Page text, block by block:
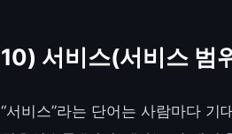
10) 서비스(서비스 범
“서비스”라는 단어는 사람마다 기